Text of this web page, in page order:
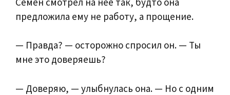
предложила ему не работу, а прощение.
— Правда? — осторожно спросил он. — Ты
мне это доверяешь?
— Доверяю, — улыбнулась она. — Но с одним